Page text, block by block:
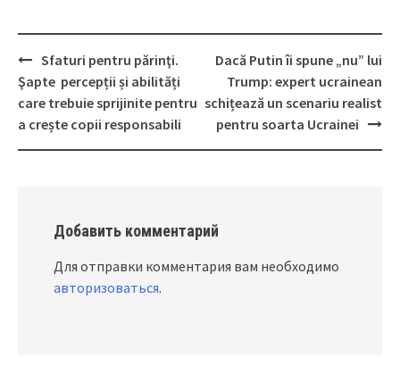
Post
navigation
Sfaturi pentru părinţi.
Şapte percepții și abilități
care trebuie sprijinite pentru
a crește copii responsabili
Dacă Putin îi spune „nu” lui
Trump: expert ucrainean
schițează un scenariu realist
pentru soarta Ucrainei
Добавить комментарий
Для отправки комментария вам необходимо
авторизоваться.